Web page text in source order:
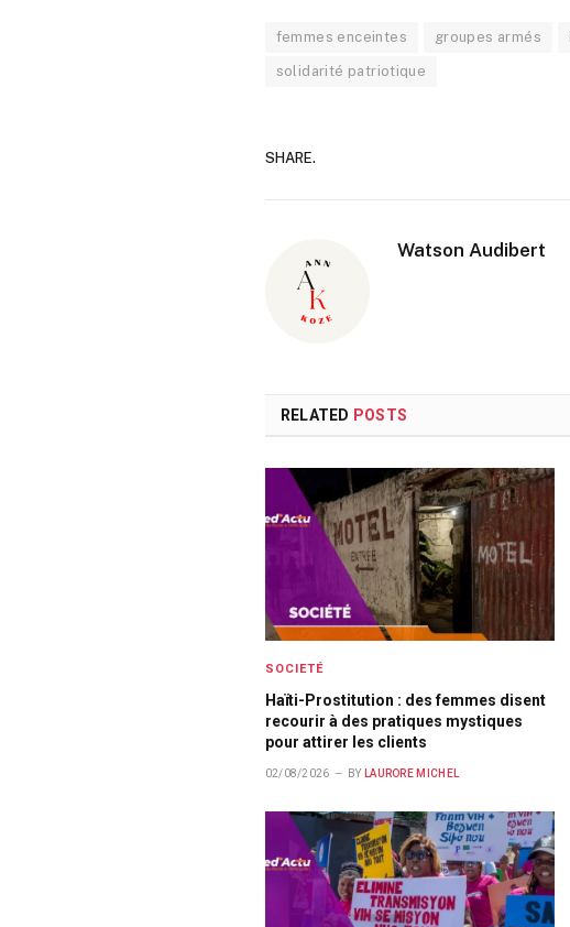
femmes enceintes groupes armés
solidarité patriotique
SHARE.
Watson Audibert
RELATED POSTS
SOCIETÉ
Haïti-Prostitution : des femmes disent
recourir à des pratiques mystiques
pour attirer les clients
02/08/2026 BY LAURORE MICHEL